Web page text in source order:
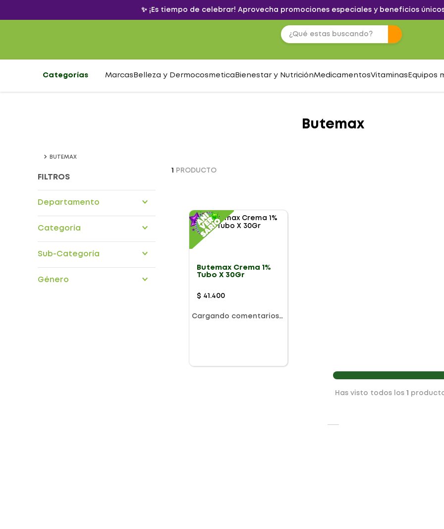
✨ ¡Es tiempo de celebrar! Aprovecha promociones especiales y beneficios
Categorías Marcas Belleza y Dermocosmetica Bienestar y NutriciónMedicamentosVitaminas Equipos
Butemax
BUTEMAX
FILTROS
Departamento
Categoría
Sub-Categoría
Género
1 PRODUCTO
Butemax Crema 1%
Tubo X 30Gr
$ 41 .400
Cargando comentarios…
Has visto todos los 1